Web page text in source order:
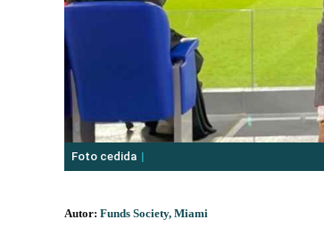
Foto cedida
Autor: Funds Society, Miami